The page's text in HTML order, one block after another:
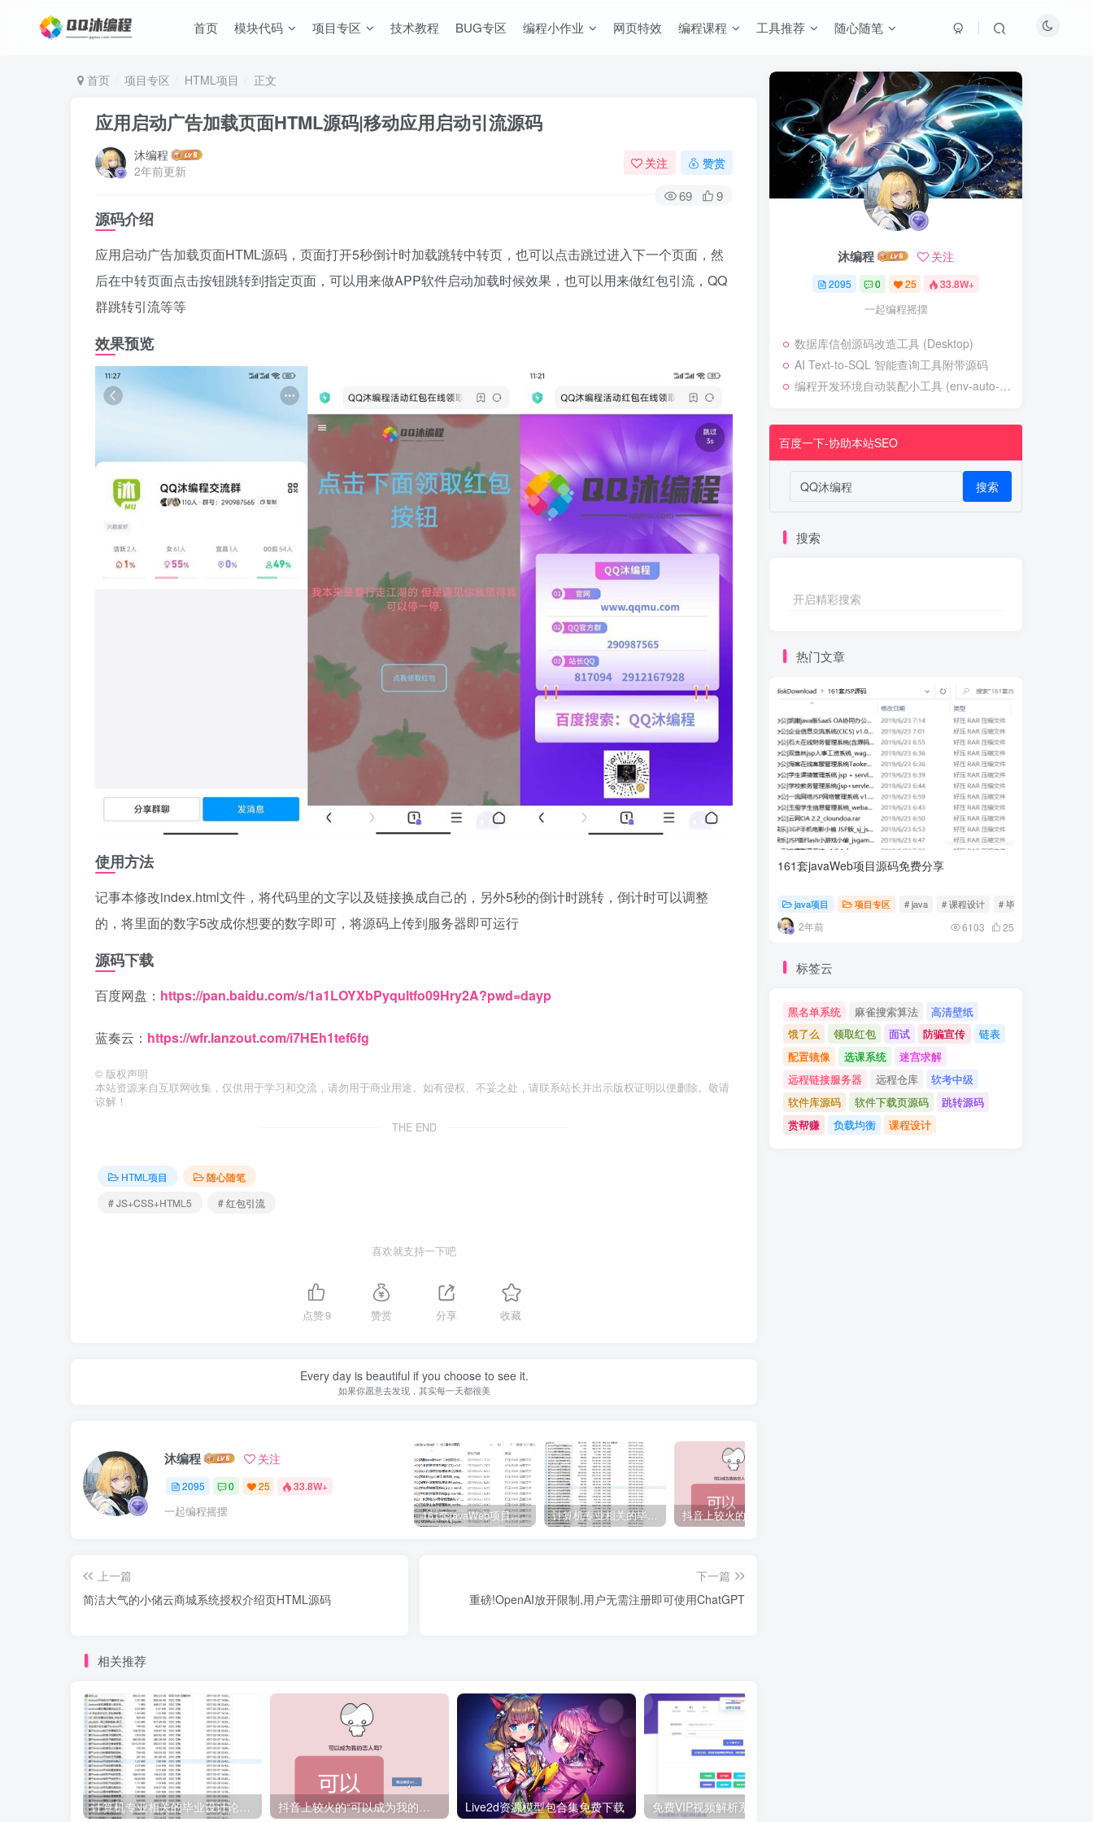
首页 模块代码 项目专区 技术教程 BUG专区 编程小作业 网页特效 编程课程 工具推荐 随心随笔
首页 项目专区 HTML项目 正文
应用启动广告加载页面HTML源码|移动应用启动引流源码
沐编程
2年前更新
关注 赞赏
69 9
源码介绍
应用启动广告加载页面HTML源码，页面打开5秒倒计时加载跳转中转页，也可以点击跳过进入下一个页面，然
后在中转页面点击按钮跳转到指定页面，可以用来做APP软件启动加载时候效果，也可以用来做红包引流，QQ
群跳转引流等等
效果预览
使用方法
记事本修改index.html文件，将代码里的文字以及链接换成自己的，另外5秒的倒计时跳转，倒计时可以调整
的，将里面的数字5改成你想要的数字即可，将源码上传到服务器即可运行
源码下载
百度网盘： https://pan.baidu.com/s/1a1LOYXbPyqultfo09Hry2A?pwd=dayp
蓝奏云： https://wfr.lanzout.com/i7HEh1tef6fg
© 版权声明
本站资源来自互联网收集，仅供用于学习和交流，请勿用于商业用途。如有侵权、不妥之处，请联系站长并出示版权证明以便删除。敬请
谅解！
THE END
HTML项目
随心随笔
# JS+CSS+HTML5
# 红包引流
喜欢就支持一下吧
点赞9 赞赏 分享 收藏
Every day is beautiful if you choose to see it.
如果你愿意去发现，其实每一天都很美
沐编程 关注
2095 0 25 33.8W+
一起编程摇摆 161套javaWeb项目源码免费分享 计算机专业相关的毕业设计论文合集免费下载
上一篇
简洁大气的小储云商城系统授权介绍页HTML源码
下一篇
重磅!OpenAI放开限制,用户无需注册即可使用ChatGPT
相关推荐
计算机专业相关的毕业设计论文合集免费下载 抖音上较火的“可以成为我的恋人吗”HTML源码 Live2d资源模型包合集免费下载
沐编程 关注
2095 0 25 33.8W+
一起编程摇摆
数据库信创源码改造工具 (Desktop)
AI Text-to-SQL 智能查询工具附带源码
编程开发环境自动装配小工具 (env-auto-setup)
百度一下-协助本站SEO
搜索
搜索
开启精彩搜索
热门文章
161套javaWeb项目源码免费分享
java项目 项目专区 # java # 课程设计 # 毕业设计
2年前 6103 25
标签云
黑名单系统 麻雀搜索算法
高清壁纸
饿了么
领取红包 面试 防骗宣传
链表
配置镜像
选课系统
迷宫求解
远程链接服务器
远程仓库
软考中级
软件库源码
软件下载页源码
跳转源码
赏帮赚
负载均衡 课程设计